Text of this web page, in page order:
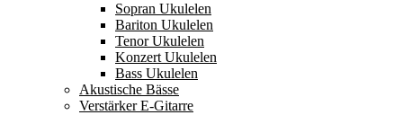
Sopran Ukulelen
Bariton Ukulelen
Tenor Ukulelen
Konzert Ukulelen
Bass Ukulelen
Akustische Bässe
Verstärker E-Gitarre